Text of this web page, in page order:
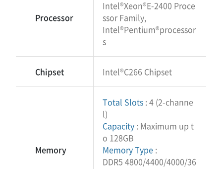
Processor
Intel®Xeon®E-2400 Proce
ssor Family,
Intel®Pentium®processor
s
Chipset Intel®C266 Chipset
Memory
Total Slots : 4 (2-channe
l)
Capacity : Maximum up t
o 128GB
Memory Type :
DDR5 4800/4400/4000/36